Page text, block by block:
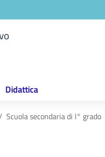
Didattica
Scuola secondaria di I° grado